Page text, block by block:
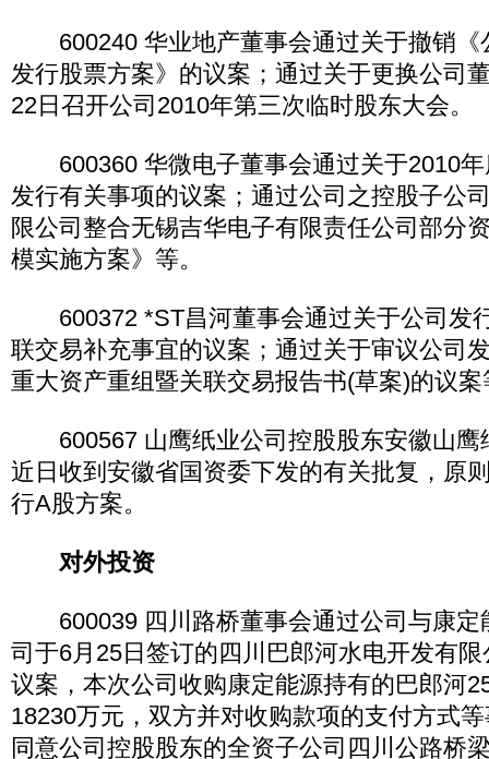
600240 华业地产董事会通过关于撤销《
发行股票方案》的议案；通过关于更换公司
22日召开公司2010年第三次临时股东大会。
600360 华微电子董事会通过关于2010年
发行有关事项的议案；通过公司之控股子公
限公司整合无锡吉华电子有限责任公司部分
模实施方案》等。
600372 *ST昌河董事会通过关于公司发
联交易补充事宜的议案；通过关于审议公司
重大资产重组暨关联交易报告书(草案)的议案
600567 山鹰纸业公司控股股东安徽山鹰
近日收到安徽省国资委下发的有关批复，原
行A股方案。
对外投资
600039 四川路桥董事会通过公司与康定
司于6月25日签订的四川巴郎河水电开发有
议案，本次公司收购康定能源持有的巴郎河
18230万元，双方并对收购款项的支付方式
同意公司控股股东的全资子公司四川公路桥